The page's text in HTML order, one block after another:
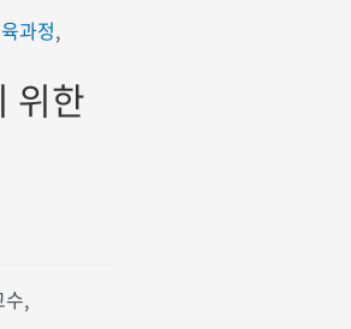
과정,
위한
,